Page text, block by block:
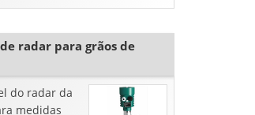
...
radar para grãos de
do radar da
medidas